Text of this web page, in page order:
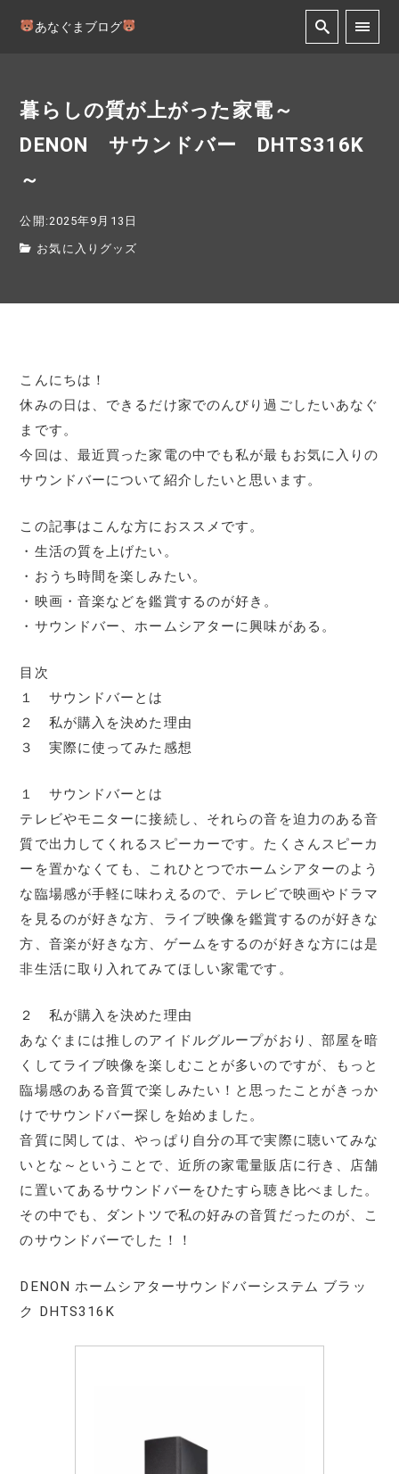
あなぐまブログ
暮らしの質が上がった家電～
DENON サウンドバー DHTS316K
～
公開:2025年9月13日
お気に入りグッズ
こんにちは！
休みの日は、できるだけ家でのんびり過ごしたいあなぐ
まです。
今回は、最近買った家電の中でも私が最もお気に入りの
サウンドバーについて紹介したいと思います。
この記事はこんな方におススメです。
・生活の質を上げたい。
・おうち時間を楽しみたい。
・映画・音楽などを鑑賞するのが好き。
・サウンドバー、ホームシアターに興味がある。
目次
１ サウンドバーとは
２ 私が購入を決めた理由
３ 実際に使ってみた感想
１ サウンドバーとは
テレビやモニターに接続し、それらの音を迫力のある音
質で出力してくれるスピーカーです。たくさんスピーカ
ーを置かなくても、これひとつでホームシアターのよう
な臨場感が手軽に味わえるので、テレビで映画やドラマ
を見るのが好きな方、ライブ映像を鑑賞するのが好きな
方、音楽が好きな方、ゲームをするのが好きな方には是
非生活に取り入れてみてほしい家電です。
２ 私が購入を決めた理由
あなぐまには推しのアイドルグループがおり、部屋を暗
くしてライブ映像を楽しむことが多いのですが、もっと
臨場感のある音質で楽しみたい！と思ったことがきっか
けでサウンドバー探しを始めました。
音質に関しては、やっぱり自分の耳で実際に聴いてみな
いとな～ということで、近所の家電量販店に行き、店舗
に置いてあるサウンドバーをひたすら聴き比べました。
その中でも、ダントツで私の好みの音質だったのが、こ
のサウンドバーでした！！
DENON ホームシアターサウンドバーシステム ブラッ
ク DHTS316K